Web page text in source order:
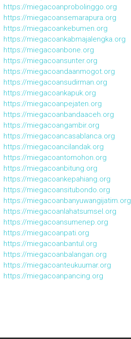
https://miegacoanprobolinggo.org
https://miegacoansemarapura.org
https://miegacoankebumen.org
https://miegacoankabmajalengka.org
https://miegacoanbone.org
https://miegacoansunter.org
https://miegacoandaanmogot.org
https://miegacoansudirman.org
https://miegacoankapuk.org
https://miegacoanpejaten.org
https://miegacoanbandaaceh.org
https://miegacoangambir.org
https://miegacoancasablanca.org
https://miegacoancilandak.org
https://miegacoantomohon.org
https://miegacoanbitung.org
https://miegacoankepahiang.org
https://miegacoansitubondo.org
https://miegacoanbanyuwangijatim.org
https://miegacoanlahatsumsel.org
https://miegacoansumenep.org
https://miegacoanpati.org
https://miegacoanbantul.org
https://miegacoanbalangan.org
https://miegacoanteukuumar.org
https://miegacoanpancing.org